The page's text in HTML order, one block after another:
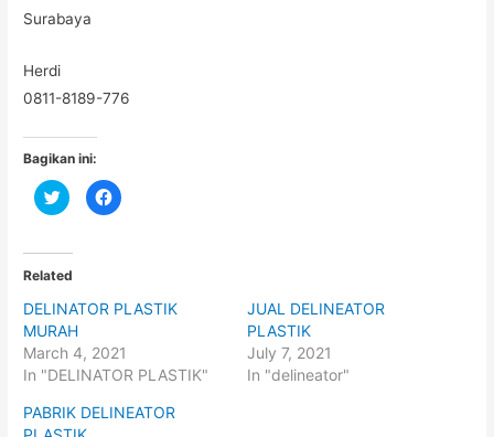
Surabaya
Herdi
0811-8189-776
Bagikan ini:
C
l
t
o
s
h
a
r
e
o
n
T
i
t
t
C
l
h
a
o
n
F
c
e
Related
DELINATOR PLASTIK
MURAH
March 4, 2021
In "DELINATOR PLASTIK"
JUAL DELINEATOR
PLASTIK
July 7, 2021
In "delineator"
PABRIK DELINEATOR